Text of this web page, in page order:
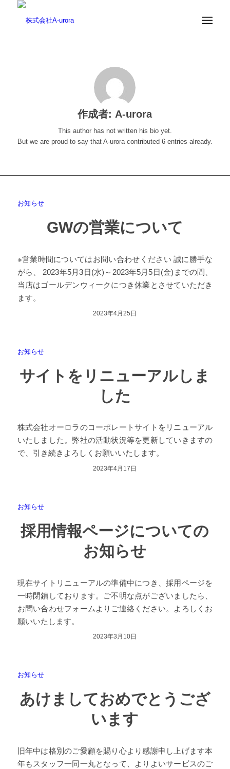
作成者: A-urora
This author has not written his bio yet.
But we are proud to say that A-uroracontributed 6 entries already.
お知らせ
GWの営業について
※営業時間についてはお問い合わせください 誠に勝手な
がら、 2023年5月3日(水)～2023年5月5日(金)までの間、
当店はゴールデンウィークにつき休業とさせていただき
ます。
2023年4月25日
お知らせ
サイトをリニューアルしま
した
株式会社オーロラのコーポレートサイトをリニューアル
いたしました。弊社の活動状況等を更新していきますの
で、引き続きよろしくお願いいたします。
2023年4月17日
お知らせ
採用情報ページについての
お知らせ
現在サイトリニューアルの準備中につき、採用ページを
一時閉鎖しております。ご不明な点がございましたら、
お問い合わせフォームよりご連絡ください。よろしくお
願いいたします。
2023年3月10日
お知らせ
あけましておめでとうござ
います
旧年中は格別のご愛顧を賜り心より感謝申し上げます本
年もスタッフ一同一丸となって、よりよいサービスのご